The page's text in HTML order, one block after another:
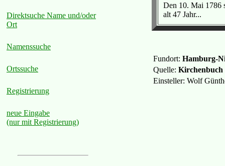
Direktsuche Name und/oder
Ort
Namenssuche
Ortssuche
Registrierung
neue Eingabe
(nur mit Registrierung)
Den 10. Mai 1786
alt 47 Jahr...
Fundort: Hamburg-
Quelle: Kirchenbuch
Einsteller: Wolf